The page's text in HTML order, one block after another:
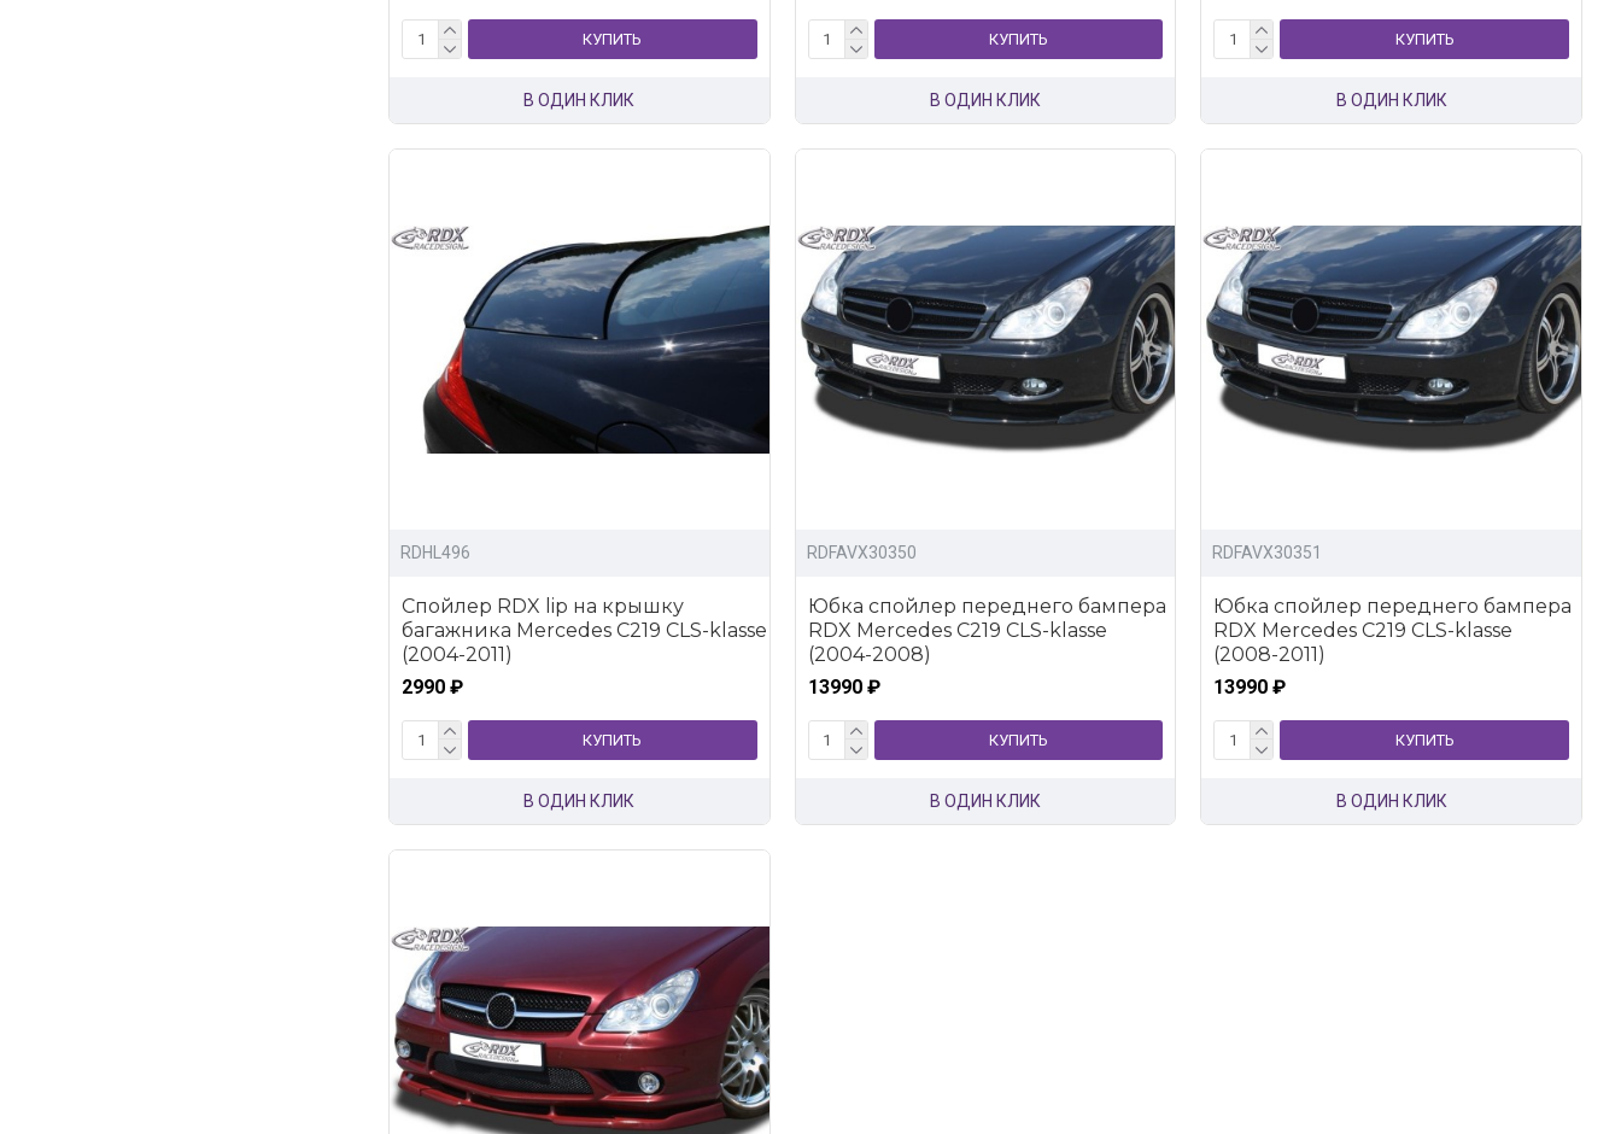
КУПИТЬ
В ОДИН КЛИК
КУПИТЬ
В ОДИН КЛИК
КУПИТЬ
В ОДИН КЛИК
RDHL496
Спойлер RDX lip на крышку
багажника Mercedes C219 CLS-klasse
(2004-2011)
2990 ₽
КУПИТЬ
В ОДИН КЛИК
RDFAVX30350
Юбка спойлер переднего бампера
RDX Mercedes C219 CLS-klasse
(2004-2008)
13990 ₽
КУПИТЬ
В ОДИН КЛИК
RDFAVX30351
Юбка спойлер переднего бампера
RDX Mercedes C219 CLS-klasse
(2008-2011)
13990 ₽
КУПИТЬ
В ОДИН КЛИК